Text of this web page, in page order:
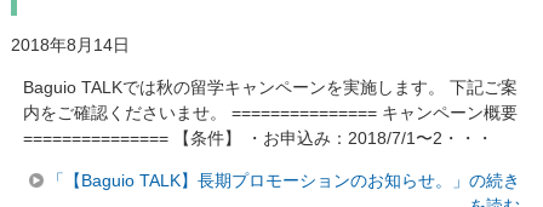
2018年8月14日
Baguio TALKでは秋の留学キャンペーンを実施します。 下記ご案
内をご確認くださいませ。 =============== キャンペーン概要
=============== 【条件】 ・お申込み：2018/7/1〜2・・・
「【Baguio TALK】長期プロモーションのお知らせ。」の続き